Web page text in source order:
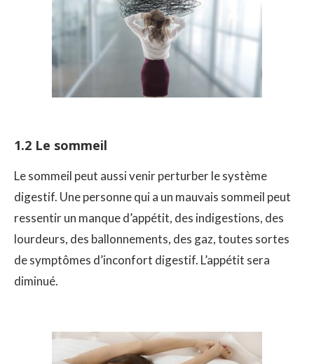
1.2 Le sommeil
Le sommeil peut aussi venir perturber le système
digestif. Une personne qui a un mauvais sommeil peut
ressentir un manque d’appétit, des indigestions, des
lourdeurs, des ballonnements, des gaz, toutes sortes
de symptômes d’inconfort digestif. L’appétit sera
diminué.